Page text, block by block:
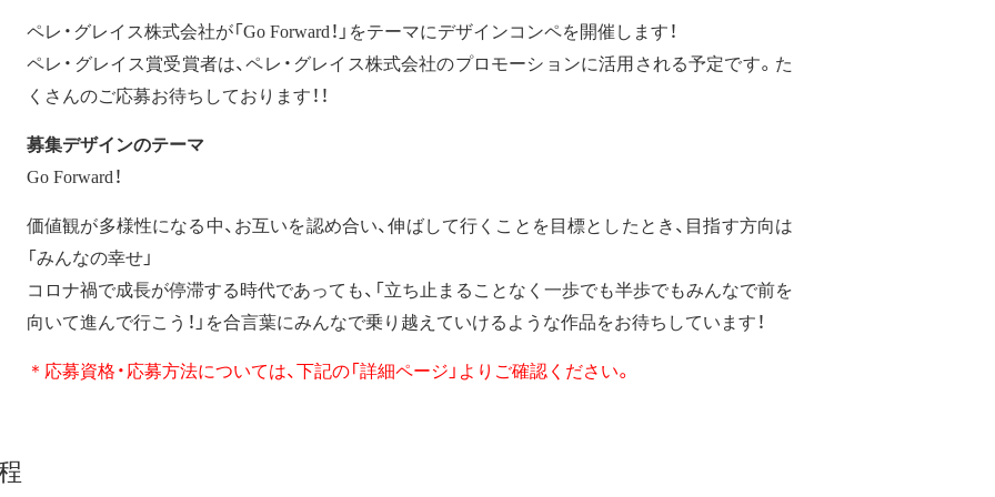
ペレ・グレイス株式会社が「Go Forward！」をテーマにデザインコンペを開催します！
ペレ・グレイス賞受賞者は、ペレ・グレイス株式会社のプロモーションに活用される予定です。た
くさんのご応募お待ちしております！！
募集デザインのテーマ
Go Forward！
価値観が多様性になる中、お互いを認め合い、伸ばして行くことを目標としたとき、目指す方向は
「みんなの幸せ」
コロナ禍で成長が停滞する時代であっても、「立ち止まることなく一歩でも半歩でもみんなで前を
向いて進んで行こう！」を合言葉にみんなで乗り越えていけるような作品をお待ちしています！
＊応募資格・応募方法については、下記の「詳細ページ」よりご確認ください。